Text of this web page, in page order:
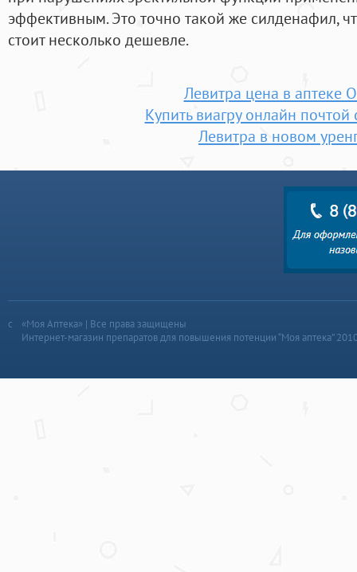
эффективным. Это точно такой же силденафил,
стоит несколько дешевле.
Левитра цена в аптеке
Купить виагру онлайн почтой
Левитра в новом
«Моя Аптека» | Все права защищены
Интернет-магазин препаратов для повышения потенции “Моя аптека”